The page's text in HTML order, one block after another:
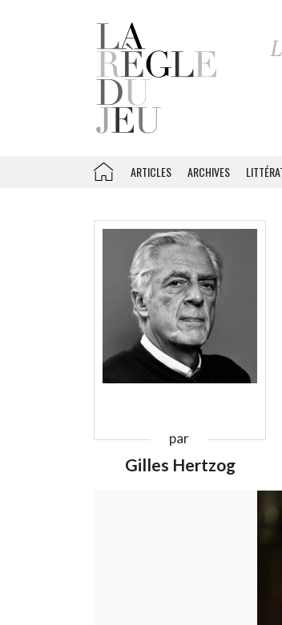
ARTICLES ARCHIVES
par
Gilles Hertzog